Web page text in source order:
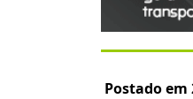
Postado em